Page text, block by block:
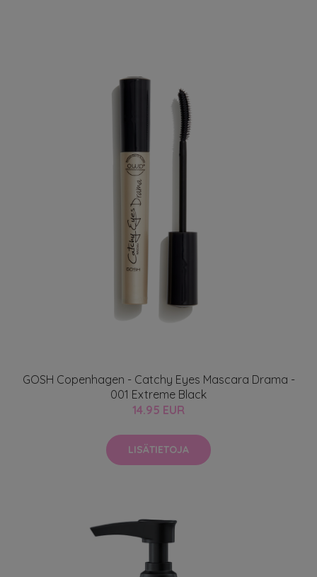
GOSH Copenhagen - Catchy Eyes Mascara Drama -
001 Extreme Black
14.95 EUR
LISÄTIETOJA